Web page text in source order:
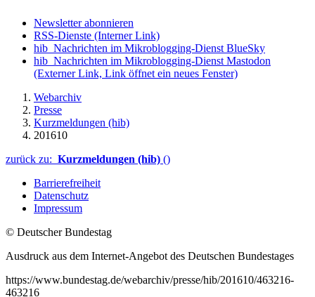
Newsletter abonnieren
RSS-Dienste (Interner Link)
hib_Nachrichten im Mikroblogging-Dienst BlueSky
hib_Nachrichten im Mikroblogging-Dienst Mastodon
(Externer Link, Link öffnet ein neues Fenster)
Webarchiv
Presse
Kurzmeldungen (hib)
201610
zurück zu: Kurzmeldungen (hib) ()
Barrierefreiheit
Datenschutz
Impressum
© Deutscher Bundestag
Ausdruck aus dem Internet-Angebot des Deutschen Bundestages
https://www.bundestag.de/webarchiv/presse/hib/201610/463216-
463216